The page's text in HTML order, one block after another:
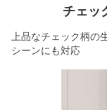
チェッ
上品なチェック柄の
シーンにも対応